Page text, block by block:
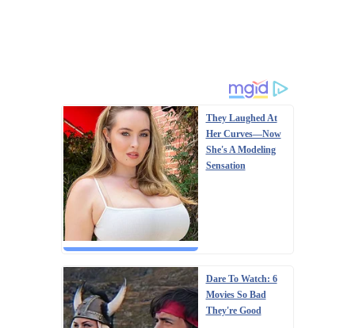
They Laughed At
Her Curves—Now
She's A Modeling
Sensation
Dare To Watch: 6
Movies So Bad
They're Good